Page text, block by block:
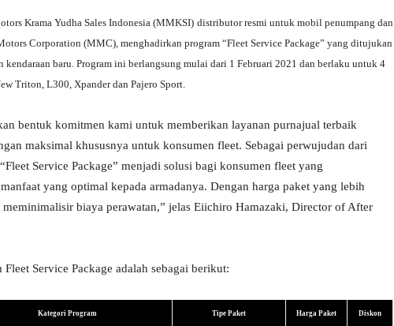
Krama Yudha Sales Indonesia (MMKSI) distributor resmi untuk mobil penumpang dan
Corporation (MMC), menghadirkan program “Fleet Service Package” yang ditujukan
kendaraan baru. Program ini berlangsung mulai dari 1 Februari 2021 dan berlaku untuk 4
Triton, L300, Xpander dan Pajero Sport.
bentuk komitmen kami untuk memberikan layanan purnajual terbaik
maksimal khususnya untuk konsumen fleet. Sebagai perwujudan dari
Service Package” menjadi solusi bagi konsumen fleet yang
yang optimal kepada armadanya. Dengan harga paket yang lebih
biaya perawatan,” jelas Eiichiro Hamazaki, Director of After
Service Package adalah sebagai berikut:
Kategori Program Tipe Paket Harga Paket Diskon